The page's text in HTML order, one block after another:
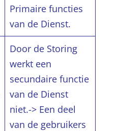
Primaire functies
van de Dienst.
Door de Storing
werkt een
secundaire functie
van de Dienst
niet.-> Een deel
van de gebruikers